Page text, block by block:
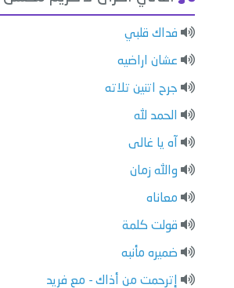
فداك قلبي
عشان اراضيه
جرح اتنين تلاته
الحمد لله
آه يا غالى
والله زمان
معاناه
قولت كلمة
ضميره مأنبه
إترحمت من أذاك - مع فريد